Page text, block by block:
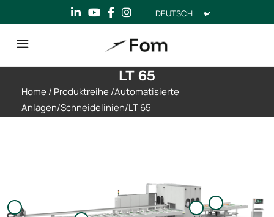
Sprache
auswählen
LT 65
Home / Produktreihe /Automatisierte
Anlagen/Schneidelinien/LT 65